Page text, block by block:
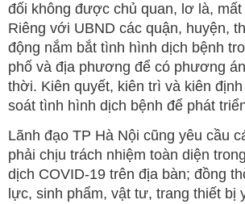
đối không được chủ quan, lơ là, mất
Riêng với UBND các quận, huyện,
động nắm bắt tình hình dịch bệnh
phố và địa phương để có phương
thời. Kiên quyết, kiên trì và kiên
soát tình hình dịch bệnh để phát
Lãnh đạo TP Hà Nội cũng yêu cầu
phải chịu trách nhiệm toàn diện
dịch COVID-19 trên địa bàn; đồng
lực, sinh phẩm, vật tư, trang thiết bị